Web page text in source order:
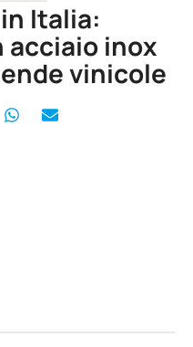
Italia:
inox
vinicole